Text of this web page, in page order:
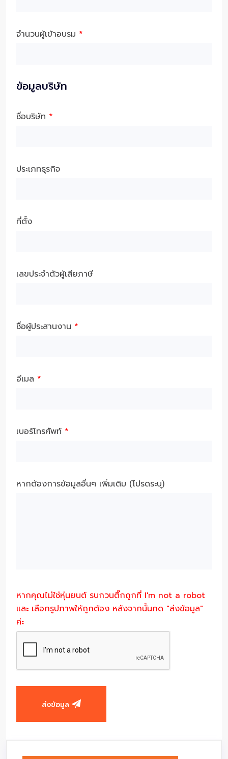
จำนวนผู้เข้าอบรม *
ข้อมูลบริษัท
ชื่อบริษัท *
ประเภทธุรกิจ
ที่ตั้ง
เลขประจำตัวผู้เสียภาษี
ชื่อผู้ประสานงาน *
อีเมล *
เบอร์โทรศัพท์ *
หากต้องการข้อมูลอื่นๆ เพิ่มเติม (โปรดระบุ)
หากคุณไม่ใช่หุ่นยนต์ รบกวนติ๊กถูกที่ I'm not a robot
และ เลือกรูปภาพให้ถูกต้อง หลังจากนั้นกด "ส่งข้อมูล"
ค่ะ
ส่งข้อมูล